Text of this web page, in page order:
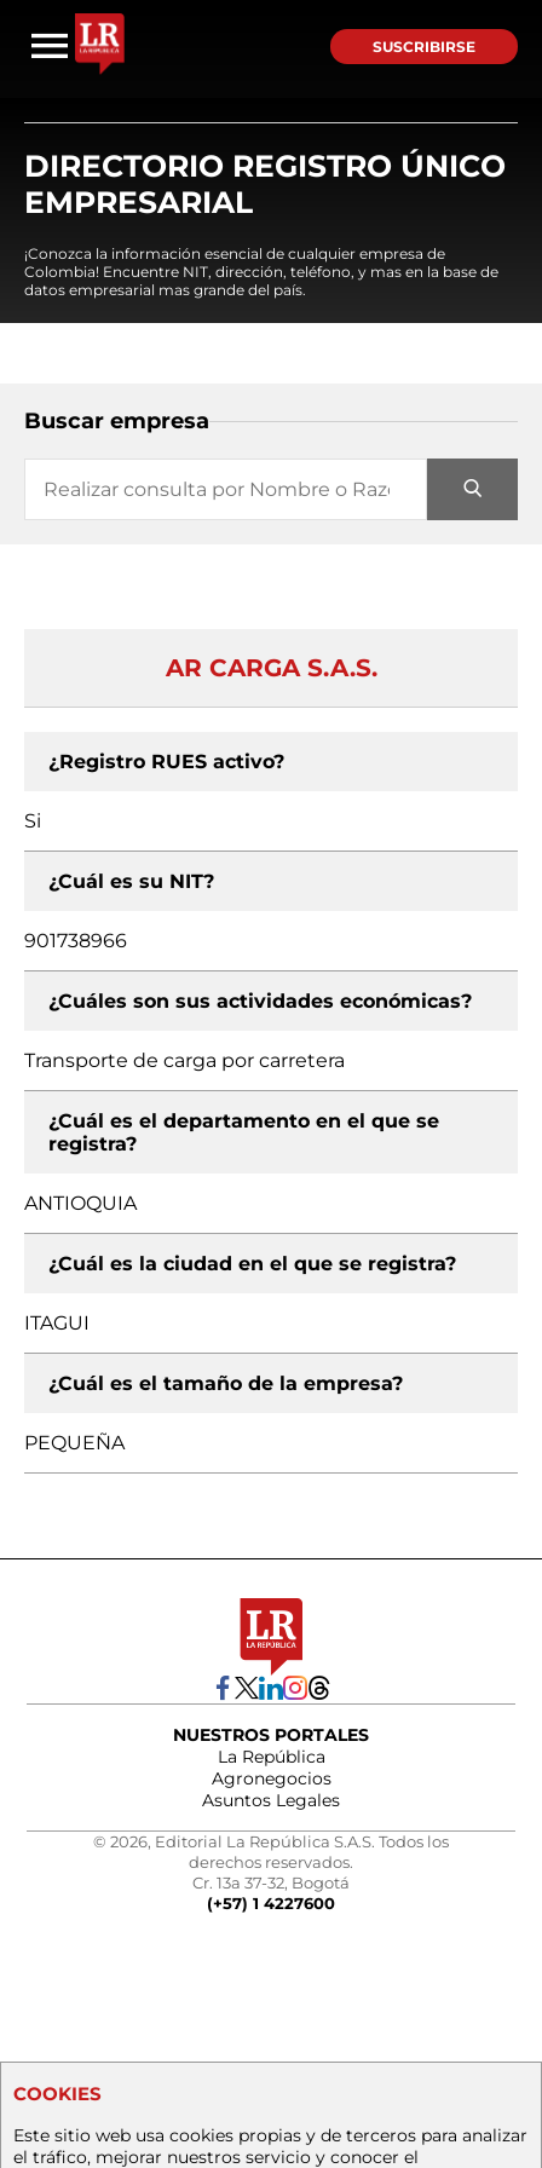
SUSCRIBIRSE
DIRECTORIO REGISTRO ÚNICO
EMPRESARIAL
¡Conozca la información esencial de cualquier empresa de
Colombia! Encuentre NIT, dirección, teléfono, y mas en la base de
datos empresarial mas grande del país.
Buscar empresa
AR CARGA S.A.S.
¿Registro RUES activo?
Si
¿Cuál es su NIT?
901738966
¿Cuáles son sus actividades económicas?
Transporte de carga por carretera
¿Cuál es el departamento en el que se
registra?
ANTIOQUIA
¿Cuál es la ciudad en el que se registra?
ITAGUI
¿Cuál es el tamaño de la empresa?
PEQUEÑA
NUESTROS PORTALES
La República
Agronegocios
Asuntos Legales
© 2026, Editorial La República S.A.S. Todos los
derechos reservados.
Cr. 13a 37-32, Bogotá
(+57) 1 4227600
COOKIES
Este sitio web usa cookies propias y de terceros para analizar
el tráfico, mejorar nuestros servicio y conocer el